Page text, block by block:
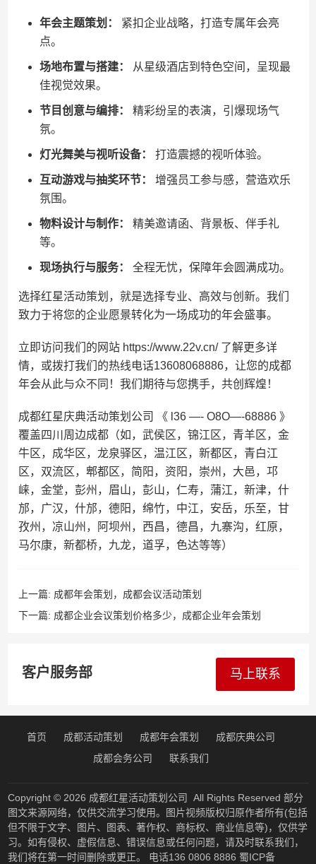
年会主题策划：
紧扣企业战略，打造专属年会亮
点。
场地布置与搭建：
从星级酒店到特色空间，呈现最
佳视觉效果。
节目创意与编排：
精彩纷呈的表演，引爆现场气
氛。
灯光舞美与视听设备： 打造震撼的视听体验。
互动游戏与抽奖环节：
增强员工参与感，营造欢乐
氛围。
物料设计与制作：
精美邀请函、背景板、伴手礼
等。
现场执行与服务： 全程无忧，保障年会圆满成功。
选择红星活动策划，就是选择专业、高效与创新。我们
致力于将您的企业愿景转化为一场成功的年会盛事。
立即访问我们的网站 https://www.22v.cn/ 了解更多详
情，或拨打我们的热线电话13608068886，让您的成都
年会从此与众不同！我们期待与您携手，共创辉煌！
成都红星庆典活动策划公司 《 l36 —- O8O—-68886 》
覆盖四川周边成都（如，武侯区，锦江区，青羊区，金
牛区，成华区，龙泉驿区，温江区，新都区，青白江
区，双流区，郫都区，简阳，资阳，崇州，大邑，邛
崃，金堂，彭州，眉山，彭山，仁寿，蒲江，新津，什
邡，广汉，什邡，德阳，绵竹，中江，安岳，乐至，甘
孜州，凉山州，阿坝州，西昌，德昌，九寨沟，红原，
马尔康，新都桥，九龙，道孚，色达等等）
上一篇: 成都年会策划，成都会议活动策划
下一篇: 成都企业会议策划价格多少，成都企业年会策划
客户服务部 马上联系
首页 成都活动策划 成都年会策划
成都庆典公司
成都会务公司
联系我们
Copyright © 2026 成都红星活动策划公司 All Rights Reserved 部分
图文来源网络，仅供交流学习使用。图片视频版权归原作者所有(包括
但不限于文字、图片、图表、著作权、商标权、商业信息等)，仅供学
习。如有侵权、虚假信息、错误信息或任何问题，请及时联系我们，
我们将在第一时间删除或更正。 电话136 0806 8886 蜀ICP备